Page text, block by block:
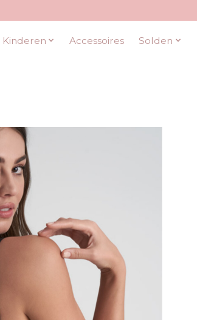
Kinderen Accessoires Solden